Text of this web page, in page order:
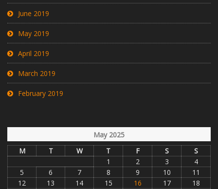
June 2019
May 2019
April 2019
March 2019
February 2019
May 2025
M
T W T F S
S
1
2 3
4
5
6 7 8 9 10
11
12
13 14 15 16 17 18